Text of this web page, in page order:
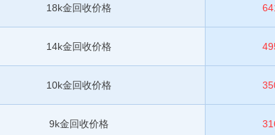
18k金回收价格
14k金回收价格
10k金回收价格
9k金回收价格